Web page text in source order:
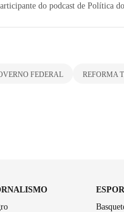
do podcast de Política
FEDERAL REFORMA